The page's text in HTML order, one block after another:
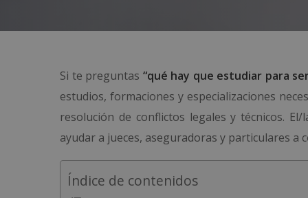
Si te preguntas “qué hay que estudiar para
estudios, formaciones y especializaciones
resolución de conflictos legales y técnicos.
ayudar a jueces, aseguradoras y particulares a
Índice de contenidos